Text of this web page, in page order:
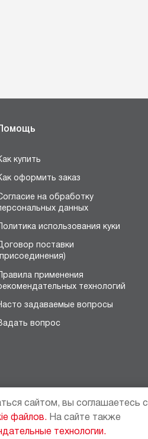
Помощь
купить
оформить заказ
на обработку
данных
Политика использования куки
поставки
Правила применения
технологий
задаваемые вопросы
вопрос
сайтом, вы соглашаетесь с
файлов. На сайте также
технологии.